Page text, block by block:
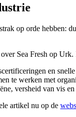
op orde hebben:
Sea Fresh op
en
te werken met
versheid van vis
artikel nu op de